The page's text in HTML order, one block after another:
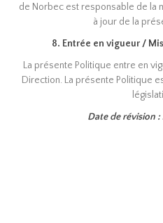
de Norbec est responsable de la
à jour de la
8. Entrée en vigueur /
La présente Politique entre en
Direction. La présente Politique
Date de révision